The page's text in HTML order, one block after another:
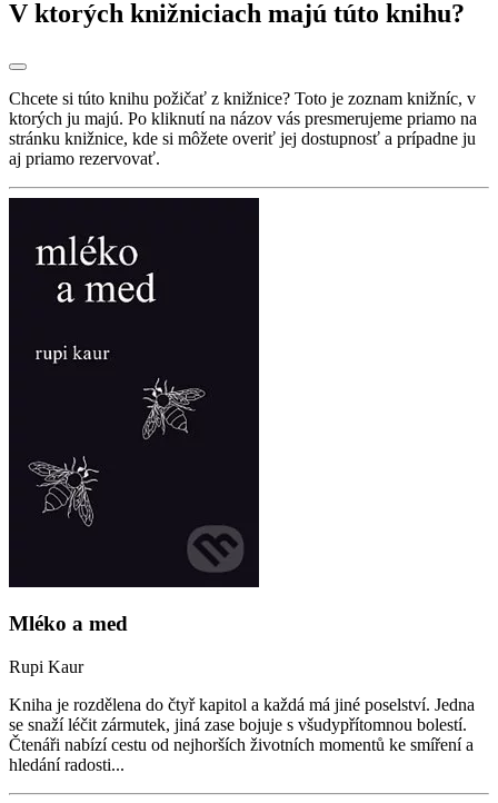
V ktorých knižniciach majú túto knihu?
Chcete si túto knihu požičať z knižnice? Toto je zoznam knižníc, v
ktorých ju majú. Po kliknutí na názov vás presmerujeme priamo na
stránku knižnice, kde si môžete overiť jej dostupnosť a prípadne ju
aj priamo rezervovať.
Mléko a med
Rupi Kaur
Kniha je rozdělena do čtyř kapitol a každá má jiné poselství. Jedna
se snaží léčit zármutek, jiná zase bojuje s všudypřítomnou bolestí.
Čtenáři nabízí cestu od nejhorších životních momentů ke smíření a
hledání radosti...